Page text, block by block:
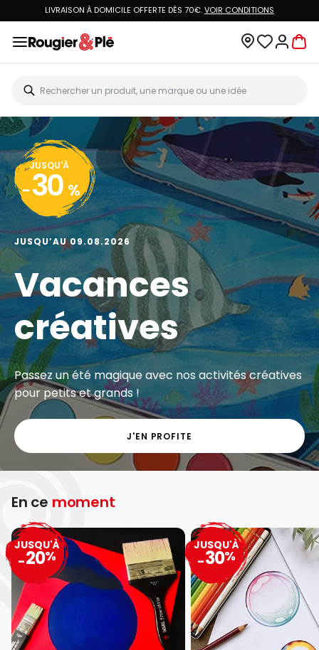
LIVRAISON À DOMICILE OFFERTE DÈS 70€.VOIR CONDITIONS
JUSQU'À
- 30 %
JUSQU’AU 09.08.2026
Vacances
créatives
Passez un été magique avec nos activités créatives
pour petits et grands !
J'EN PROFITE
En ce moment
JUSQU'À
-20%
JUSQU'À
-30%